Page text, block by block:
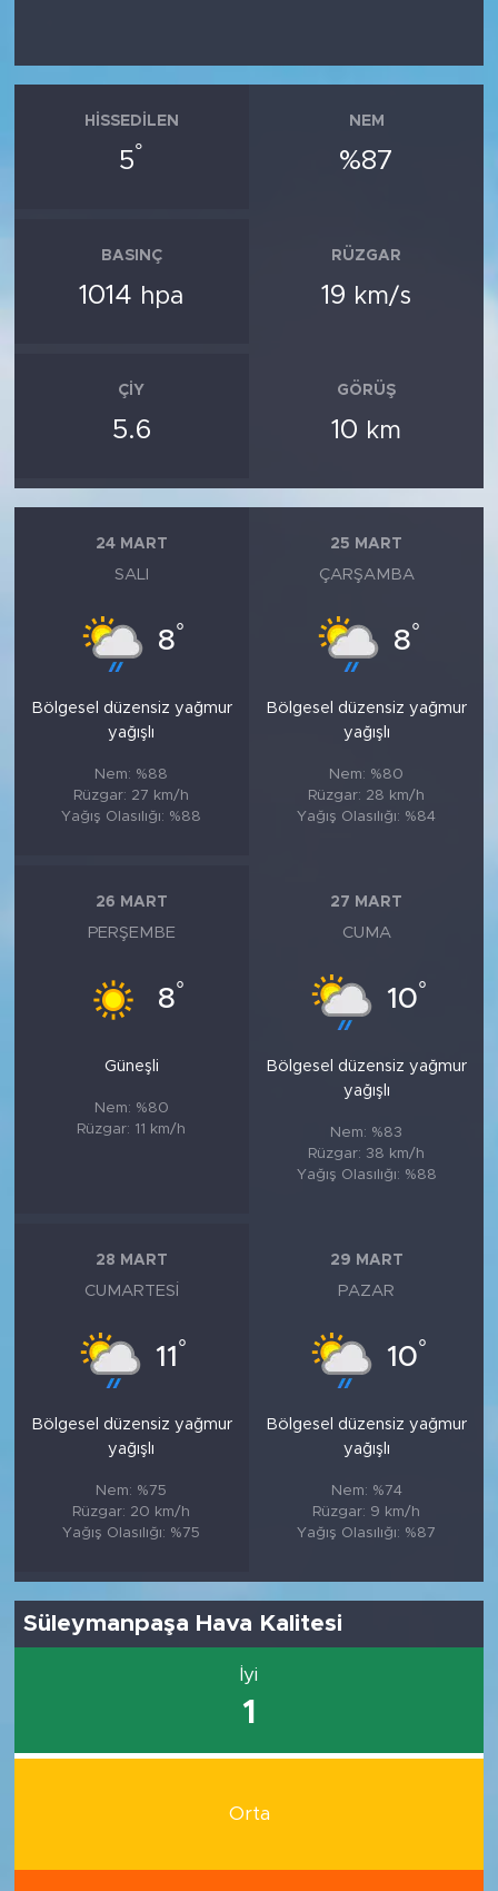
HISSEDILEN
5°
NEM
%87
BASINÇ
1014 hpa
RÜZGAR
19 km/s
ÇIY
5.6
GÖRÜŞ
10 km
24 MART
SALI
8°
Bölgesel düzensiz yağmur
yağışlı
Nem: %88
Rüzgar: 27 km/h
Yağış Olasılığı: %88
25 MART
ÇARŞAMBA
8°
Bölgesel düzensiz yağmur
yağışlı
Nem: %80
Rüzgar: 28 km/h
Yağış Olasılığı: %84
26 MART
PERŞEMBE
8°
Güneşli
Nem: %80
Rüzgar: 11 km/h
27 MART
CUMA
10°
Bölgesel düzensiz yağmur
yağışlı
Nem: %83
Rüzgar: 38 km/h
Yağış Olasılığı: %88
28 MART
CUMARTESI
11 °
Bölgesel düzensiz yağmur
yağışlı
Nem: %75
Rüzgar: 20 km/h
Yağış Olasılığı: %75
29 MART
PAZAR
10°
Bölgesel düzensiz yağmur
yağışlı
Nem: %74
Rüzgar: 9 km/h
Yağış Olasılığı: %87
Süleymanpaşa Hava Kalitesi
İyi
1
Orta